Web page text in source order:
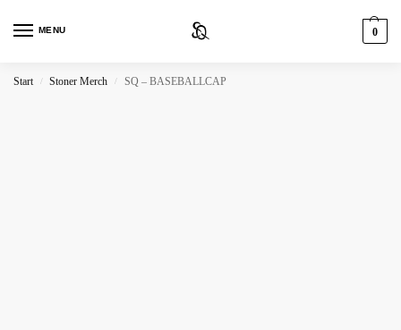
MENU 0
Start / Stoner Merch / SQ – BASEBALLCAP